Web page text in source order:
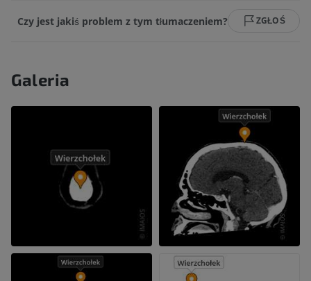
Czy jest jakiś problem z tym tłumaczeniem? ZGŁOŚ
Galeria